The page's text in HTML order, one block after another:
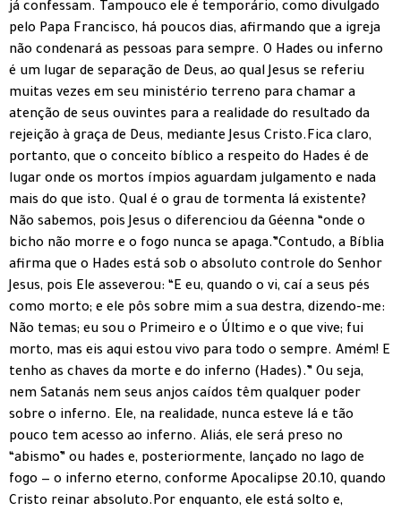
já confessam. Tampouco ele é temporário, como divulgado
pelo Papa Francisco, há poucos dias, afirmando que a igreja
não condenará as pessoas para sempre. O Hades ou inferno
é um lugar de separação de Deus, ao qual Jesus se referiu
muitas vezes em seu ministério terreno para chamar a
atenção de seus ouvintes para a realidade do resultado da
rejeição à graça de Deus, mediante Jesus Cristo.Fica claro,
portanto, que o conceito bíblico a respeito do Hades é de
lugar onde os mortos ímpios aguardam julgamento e nada
mais do que isto. Qual é o grau de tormenta lá existente?
Não sabemos, pois Jesus o diferenciou da Géenna “onde o
bicho não morre e o fogo nunca se apaga.”Contudo, a Bíblia
afirma que o Hades está sob o absoluto controle do Senhor
Jesus, pois Ele asseverou: “E eu, quando o vi, caí a seus pés
como morto; e ele pôs sobre mim a sua destra, dizendo-me:
Não temas; eu sou o Primeiro e o Último e o que vive; fui
morto, mas eis aqui estou vivo para todo o sempre. Amém! E
tenho as chaves da morte e do inferno (Hades).” Ou seja,
nem Satanás nem seus anjos caídos têm qualquer poder
sobre o inferno. Ele, na realidade, nunca esteve lá e tão
pouco tem acesso ao inferno. Aliás, ele será preso no
“abismo” ou hades e, posteriormente, lançado no lago de
fogo — o inferno eterno, conforme Apocalipse 20.10, quando
Cristo reinar absoluto.Por enquanto, ele está solto e,